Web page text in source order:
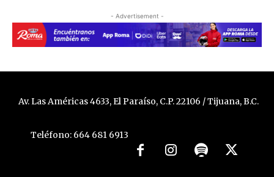
- Advertisement -
Av. Las Américas 4633, El Paraíso, C.P. 22106 / Tijuana, B.C.
Teléfono: 664 681 6913